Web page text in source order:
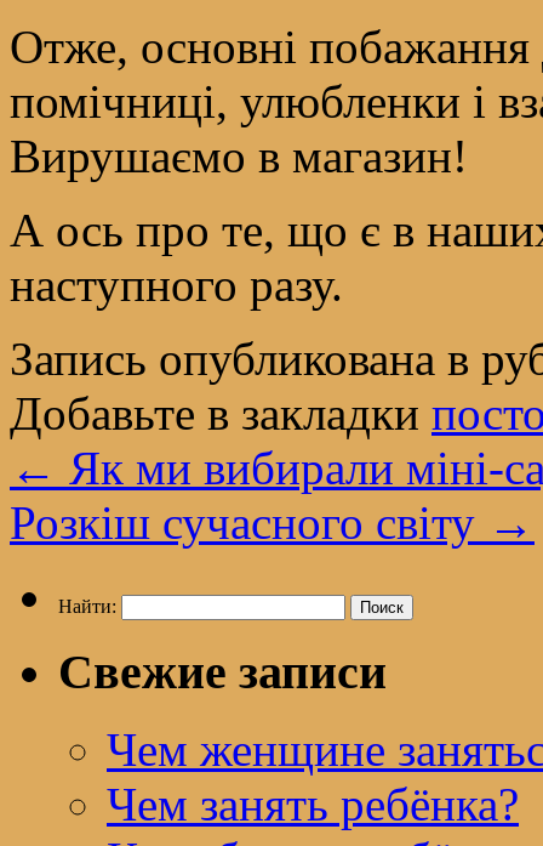
Отже, основні
помічниці, улюбленки і
Вирушаємо в магазин!
А ось про те, що є в
наступного разу.
Запись опубликована в
Добавьте в закладки
← Як ми вибирали міні-
Розкіш сучасного світу →
Найти:
Свежие записи
Чем женщине
Чем занять ребёнка?